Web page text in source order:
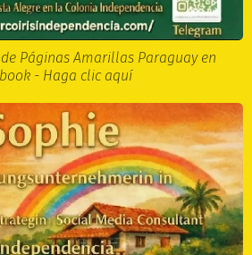
Páginas Amarillas Paraguay en
- Haga clic aquí